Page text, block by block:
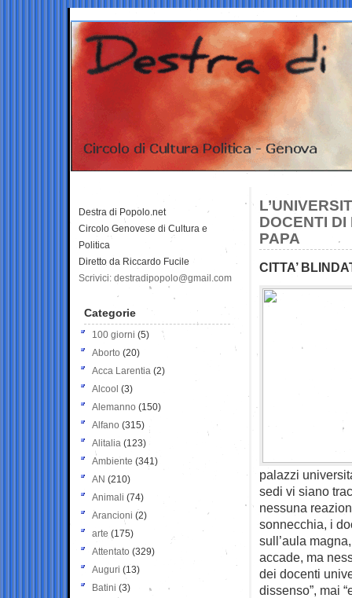
DOCENTI DI
PAPA
CITTA’
palazzi
sedi vi siano
nessuna
sonnecchia, i
sull’aula
accade, ma
dei docenti
dissenso”, mai
Destra di Popolo.net
Circolo Genovese di Cultura e
Politica
Diretto da Riccardo Fucile
Scrivici: destradipopolo@gmail.com
Categorie
100 giorni (5)
Aborto (20)
Acca Larentia (2)
Alcool (3)
Alemanno (150)
Alfano (315)
Alitalia (123)
Ambiente (341)
AN (210)
Animali (74)
Arancioni (2)
arte (175)
Attentato (329)
Auguri (13)
Batini (3)